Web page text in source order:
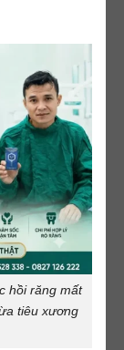
hồi răng mất
tiêu xương